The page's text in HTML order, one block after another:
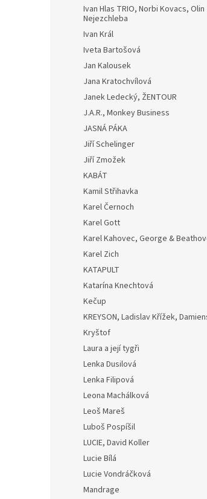
Ivan Hlas TRIO, Norbi Kovacs, Olin
Nejezchleba
Ivan Král
Iveta Bartošová
Jan Kalousek
Jana Kratochvílová
Janek Ledecký, ŽENTOUR
J.A.R., Monkey Business
JASNÁ PÁKA
Jiří Schelinger
Jiří Zmožek
KABÁT
Kamil Střihavka
Karel Černoch
Karel Gott
Karel Kahovec, George &
Karel Zich
KATAPULT
Katarína Knechtová
Kečup
KREYSON, Ladislav Křížek,
Kryštof
Laura a její tygři
Lenka Dusilová
Lenka Filipová
Leona Machálková
Leoš Mareš
Luboš Pospíšil
LUCIE, David Koller
Lucie Bílá
Lucie Vondráčková
Mandrage